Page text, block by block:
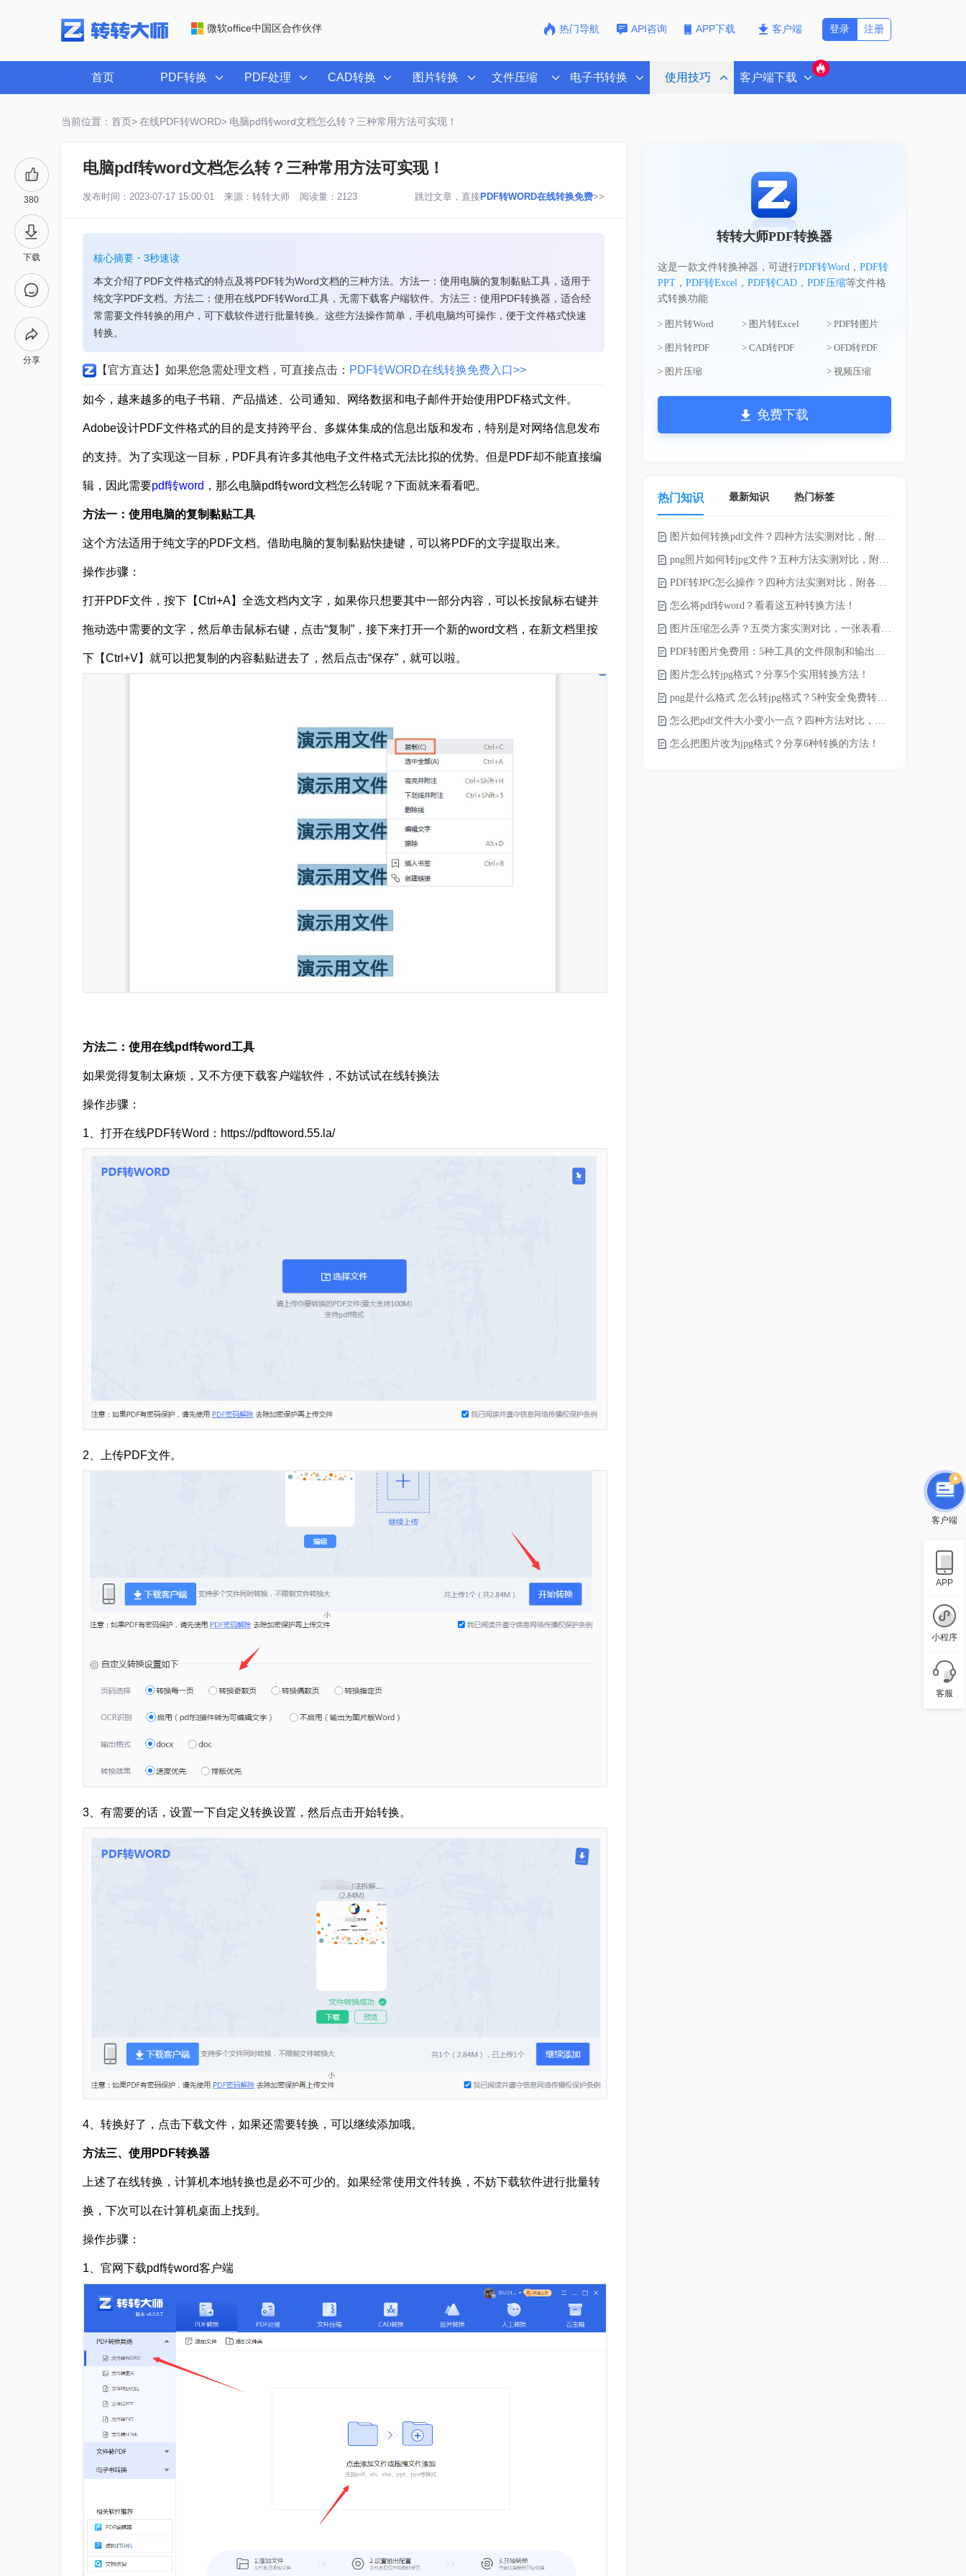
微软office中国区合作伙伴 热门导航 API咨询 APP下载 客户端 注册
登录
首页 PDF转换 PDF处理 CAD转换 图片转换 文件压缩 电子书转换 使用技巧 客户端下载
当前位置：首页> 在线PDF转WORD> 电脑pdf转word文档怎么转？三种常用方法可实现！
380
下载
分享
电脑pdf转word文档怎么转？三种常用方法可实现！
发布时间：2023-07-17 15:00:01 来源： 转转大师 阅读量：2123 跳过文章，直接PDF转WORD在线转换免费>>
核心摘要・3秒速读
本文介绍了PDF文件格式的特点及将PDF转为Word文档的三种方法。方法一：使用电脑的复制黏贴工具，适用于
纯文字PDF文档。方法二：使用在线PDF转Word工具，无需下载客户端软件。方法三：使用PDF转换器，适合经
常需要文件转换的用户，可下载软件进行批量转换。这些方法操作简单，手机电脑均可操作，便于文件格式快速
转换。
【官方直达】如果您急需处理文档，可直接点击： PDF转WORD在线转换免费入口>>
如今，越来越多的电子书籍、产品描述、公司通知、网络数据和电子邮件开始使用PDF格式文件。
Adobe设计PDF文件格式的目的是支持跨平台、多媒体集成的信息出版和发布，特别是对网络信息发布
的支持。为了实现这一目标，PDF具有许多其他电子文件格式无法比拟的优势。但是PDF却不能直接编
辑，因此需要pdf转word ，那么电脑pdf转word文档怎么转呢？下面就来看看吧。
方法一：使用电脑的复制黏贴工具
这个方法适用于纯文字的PDF文档。借助电脑的复制黏贴快捷键，可以将PDF的文字提取出来。
操作步骤：
打开PDF文件，按下【Ctrl+A】全选文档内文字，如果你只想要其中一部分内容，可以长按鼠标右键并
拖动选中需要的文字，然后单击鼠标右键，点击“复制”，接下来打开一个新的word文档，在新文档里按
下【Ctrl+V】就可以把复制的内容黏贴进去了，然后点击“保存”，就可以啦。
方法二：使用在线pdf转word工具
如果觉得复制太麻烦，又不方便下载客户端软件，不妨试试在线转换法
操作步骤：
1、打开在线PDF转Word：https://pdftoword.55.la/
2、上传PDF文件。
3、有需要的话，设置一下自定义转换设置，然后点击开始转换。
4、转换好了，点击下载文件，如果还需要转换，可以继续添加哦。
方法三、使用PDF转换器
上述了在线转换，计算机本地转换也是必不可少的。如果经常使用文件转换，不妨下载软件进行批量转
换，下次可以在计算机桌面上找到。
操作步骤：
1、官网下载pdf转word客户端
转转大师PDF转换器
这是一款文件转换神器，可进行PDF转Word， PDF转
PPT， PDF转Excel， PDF转CAD， PDF压缩等文件格
式转换功能
> 图片转Word > 图片转Excel > PDF转图片
> 图片转PDF > CAD转PDF > OFD转PDF
> 图片压缩 > 视频压缩
免费下载
热门知识 最新知识 热门标签
图片如何转换pdf文件？四种方法实测对比，附各场景最优选！
png照片如何转jpg文件？五种方法实测对比，附各场景最优选!！
PDF转JPG怎么操作？四种方法实测对比，附各场景最优选！
怎么将pdf转word？看看这五种转换方法！
图片压缩怎么弄？五类方案实测对比，一张表看懂怎么选！
PDF转图片免费用：5种工具的文件限制和输出质量对比！
图片怎么转jpg格式？分享5个实用转换方法！
png是什么格式 怎么转jpg格式？5种安全免费转换方法全解析！
怎么把pdf文件大小变小一点？四种方法对比，一看就懂！
怎么把图片改为jpg格式？分享6种转换的方法！
客户端
APP
小程序
客服